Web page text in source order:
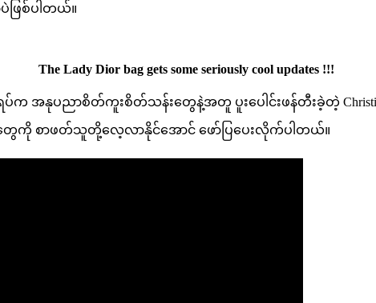
ဖြစ်ပါတယ်။
The Lady Dior bag gets some seriously cool updates !!!
ပ်ရပ်က အနုပညာစိတ်ကူးစိတ်သန်းတွေနဲ့အတူ ပူးပေါင်းဖန်တီးခဲ့တဲ့ Christian
တွေကို စာဖတ်သူတို့လေ့လာနိုင်အောင် ဖော်ပြပေးလိုက်ပါတယ်။